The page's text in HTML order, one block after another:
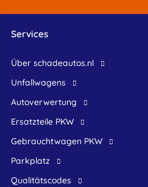
Services
Über schadeautos.nl
Unfallwagens
Autoverwertung
Ersatzteile PKW
Gebrauchtwagen PKW
Parkplatz
Qualitätscodes